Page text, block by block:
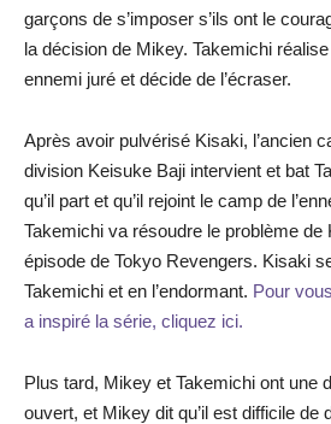
garçons de s’imposer s’ils ont le
la décision de Mikey. Takemichi
ennemi juré et décide de l’écraser.
Après avoir pulvérisé Kisaki, l’ancien
division Keisuke Baji intervient et bat
qu’il part et qu’il rejoint le camp de
Takemichi va résoudre le problème
épisode de Tokyo Revengers. Kisaki
Takemichi et en l’endormant. Pour
a inspiré la série, cliquez ici.
Plus tard, Mikey et Takemichi ont
ouvert, et Mikey dit qu’il est difficile de